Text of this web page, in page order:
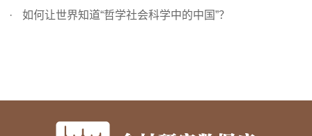
如何让世界知道“哲学社会科学中的中国”？